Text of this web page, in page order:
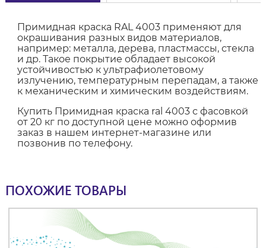
Примидная краска RAL 4003 применяют для
окрашивания разных видов материалов,
например: металла, дерева, пластмассы, стекла
и др. Такое покрытие обладает высокой
устойчивостью к ультрафиолетовому
излучению, температурным перепадам, а также
к механическим и химическим воздействиям.
Купить Примидная краска ral 4003 с фасовкой
от 20 кг по доступной цене можно оформив
заказ в нашем интернет-магазине или
позвонив по телефону.
ПОХОЖИЕ ТОВАРЫ